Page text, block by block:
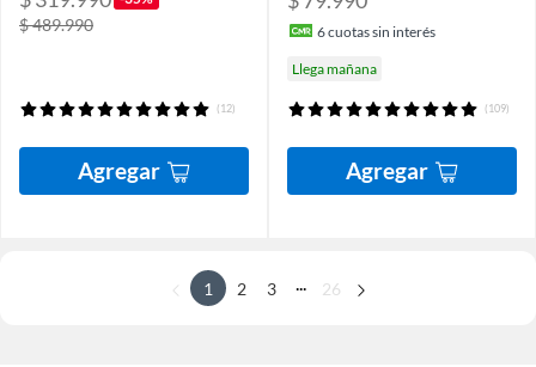
$ 489.990
(12)
Agregar
6cuotas sin interés
Llega mañana
(109)
Agregar
1 2 3 26